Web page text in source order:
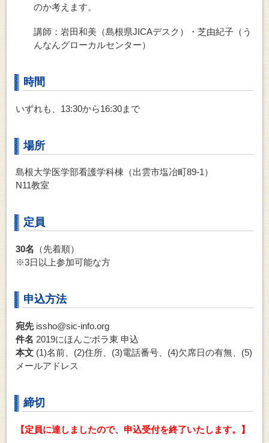
のか考えます。
講師：岩田和美（島根県JICAデスク）・芝由紀子（う
んなんグローカルセンター）
時間
いずれも、13:30から16:30まで
場所
島根大学医学部看護学科棟（出雲市塩冶町89-1）
N11教室
定員
30名 （先着順）
※3日以上参加可能な方
申込方法
宛先issho@sic-info.org
件名 2019にほんごボラ東 申込
本文 (1)名前、(2)住所、(3)電話番号、(4)欠席日の有無、(5)
メールアドレス
締切
【定員に達しましたので、申込受付を終了いたします。】